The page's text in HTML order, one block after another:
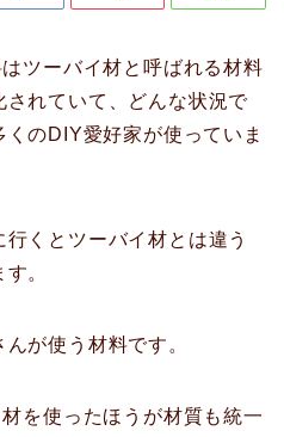
ツーバイ材と呼ばれる材料
れていて、どんな状況で
のDIY愛好家が使っていま
くとツーバイ材とは違う
。
が使う材料です。
を使ったほうが材質も統一